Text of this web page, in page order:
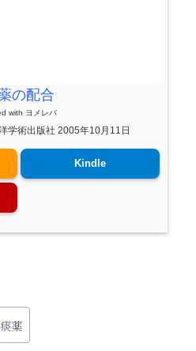
の配合
with ヨメレバ
学術出版社 2005年10月11日
Kindle
薬